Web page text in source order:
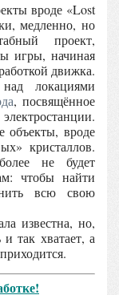
вроде «Lost
медленно, но
проект,
игры, начиная
движка.
локациями
, посвящённое
объекты, вроде
кристаллов.
не будет
чтобы найти
всю свою
известна, но,
так хватает, а